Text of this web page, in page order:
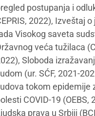
postupanja i
2022), Izveštaj
Visokog saveta
veća tužilaca
Sloboda
(ur. SĆF, 2021-
tokom epidemije
COVID-19 (OEBS,
prava u Srbiji